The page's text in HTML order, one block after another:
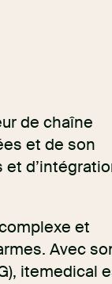
de chaîne
et de son
et
Avec
itemedical